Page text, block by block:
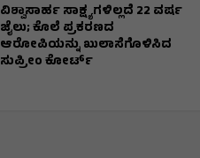
ವಿಶ್ವಾಸಾರ್ಹ ಸಾಕ್ಷ್ಯಗಳಿಲ್ಲದೆ 22 ವರ್ಷ
ಜೈಲು; ಕೊಲೆ ಪ್ರಕರಣದ
ಆರೋಪಿಯನ್ನು ಖುಲಾಸೆಗೊಳಿಸಿದ
ಸುಪ್ರೀಂ ಕೋರ್ಟ್